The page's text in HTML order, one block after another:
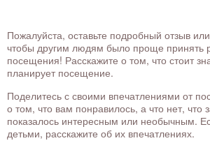
Пожалуйста, оставьте подробный отзыв
чтобы другим людям было проще принять
посещения! Расскажите о том, что стоит
планирует посещение.
Поделитесь с своими впечатлениями от
о том, что вам понравилось, а что нет, что
показалось интересным или необычным.
детьми, расскажите об их впечатлениях.